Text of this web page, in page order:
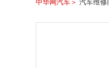
中华网汽车＞ 汽车维修